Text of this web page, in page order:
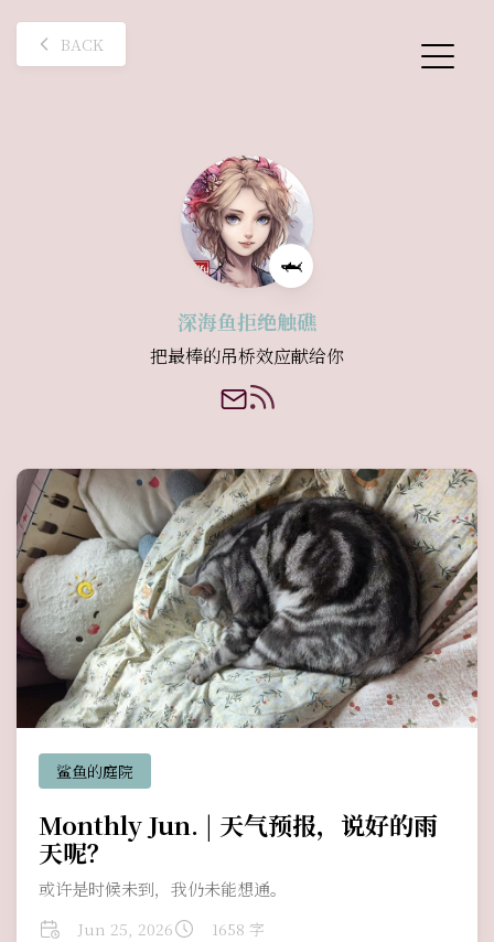
BACK
🦈
深海鱼拒绝触礁
把最棒的吊桥效应献给你
鲨鱼的庭院
Monthly Jun. | 天气预报，说好的雨
天呢？
或许是时候未到，我仍未能想通。
Jun 25, 2026 1658 字